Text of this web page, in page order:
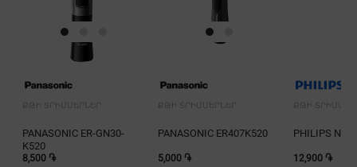
ՔԹԻ ՏՐԻՄՄԵՐՆԵՐ
PANASONIC ER-GN30-
K520
8,500 ֏
ՔԹԻ ՏՐԻՄՄԵՐՆԵՐ
PANASONIC ER407K520
5,000 ֏
ՔԹԻ
PHILIPS
12,900 ֏